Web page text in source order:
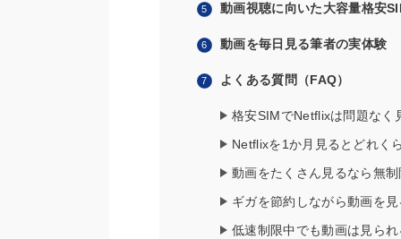
動画視聴に向いた大容量格安
動画を毎日見る筆者の実体験
よくある質問（FAQ）
格安SIMでNetflixは問題なく
Netflixを1か月見るとどれく
動画をたくさん見るなら無
ギガを節約しながら動画を
低速制限中でも動画は見ら